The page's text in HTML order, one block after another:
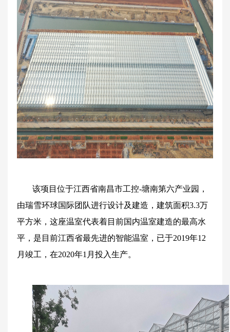
该项目位于江西省南昌市工控-塘南第六产业园，
由瑞雪环球国际团队进行设计及建造，建筑面积3.3万
平方米，这座温室代表着目前国内温室建造的最高水
平，是目前江西省最先进的智能温室，已于2019年12
月竣工，在2020年1月投入生产。